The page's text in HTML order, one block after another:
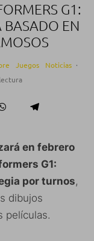
G1:
BASADO EN
Juegos Noticias ·
en febrero
G1:
por turnos,
dibujos
películas.